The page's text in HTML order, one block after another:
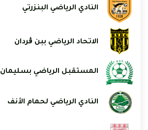
النادي الرياضي البنزرتي
الاتحاد الرياضي ببن ڨردان
المستقبل الرياضي بسليمان
النادي الرياضي لحمام الأنف